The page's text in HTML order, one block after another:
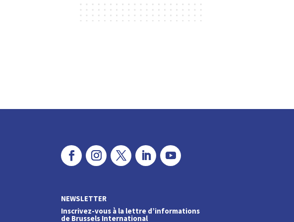
NEWSLETTER
Inscrivez-vous à la lettre d’informations
de Brussels International